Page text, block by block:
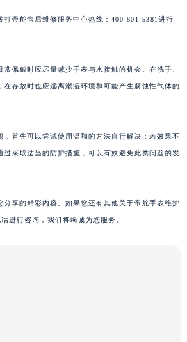
帝舵售后维修服务中心热线：400-801-5381进行
佩戴时应尽量减少手表与水接触的机会。在洗手、
在存放时也应远离潮湿环境和可能产生腐蚀性气体的
首先可以尝试使用温和的方法自行解决；若效果不
过采取适当的防护措施，可以有效避免此类问题的发
分享的精彩内容。如果您还有其他关于帝舵手表维护
进行咨询，我们将竭诚为您服务。